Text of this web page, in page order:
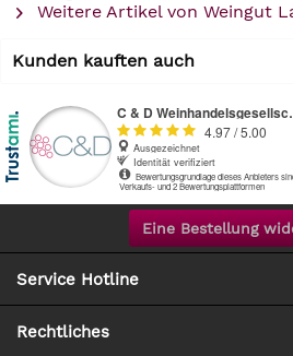
Weitere Artikel von Weingut
Kunden kauften auch
Eine Bestellung
Service Hotline
Rechtliches